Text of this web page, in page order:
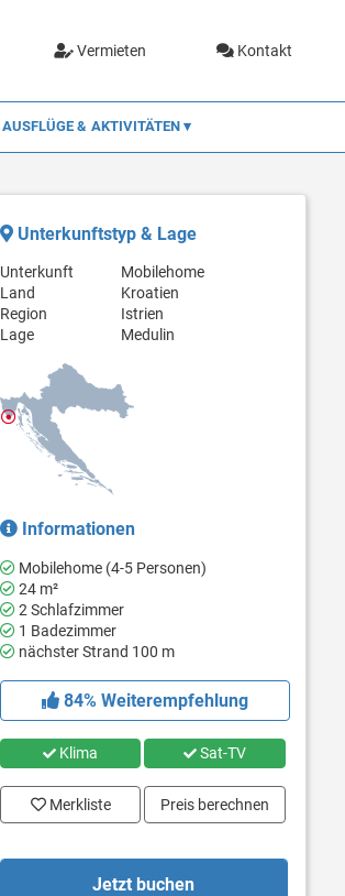
Vermieten Kontakt
AUSFLÜGE & AKTIVITÄTEN
Unterkunftstyp & Lage
Unterkunft
Mobilehome
Land
Kroatien
Region
Istrien
Lage
Medulin
Informationen
Mobilehome (4-5 Personen)
24 m²
2 Schlafzimmer
1 Badezimmer
nächster Strand 100 m
84% Weiterempfehlung
Klima Sat-TV
Merkliste Preis berechnen
Jetzt buchen